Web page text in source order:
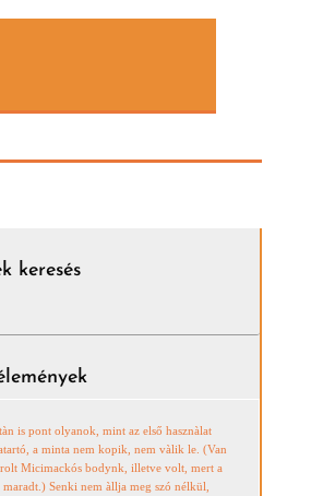
keresés
is pont olyanok, mint az első hasznàlat
a minta nem kopik, nem vàlik le. (Van
Micimackós bodynk, illetve volt, mert a
Senki nem àllja meg szó nélkül,